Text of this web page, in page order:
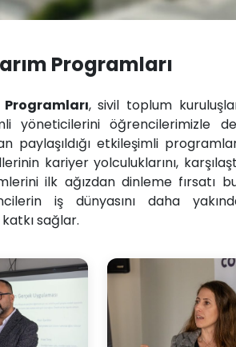
Programları
, sivil toplum
yöneticilerini öğrencilerimizle
paylaşıldığı etkileşimli
kariyer yolculuklarını,
ilk ağızdan dinleme fırsatı
iş dünyasını daha
sağlar.